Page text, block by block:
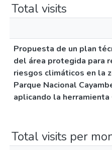
Total visits
Propuesta de un plan
del área protegida para
riesgos climáticos en la
Parque Nacional
aplicando la
Total visits per